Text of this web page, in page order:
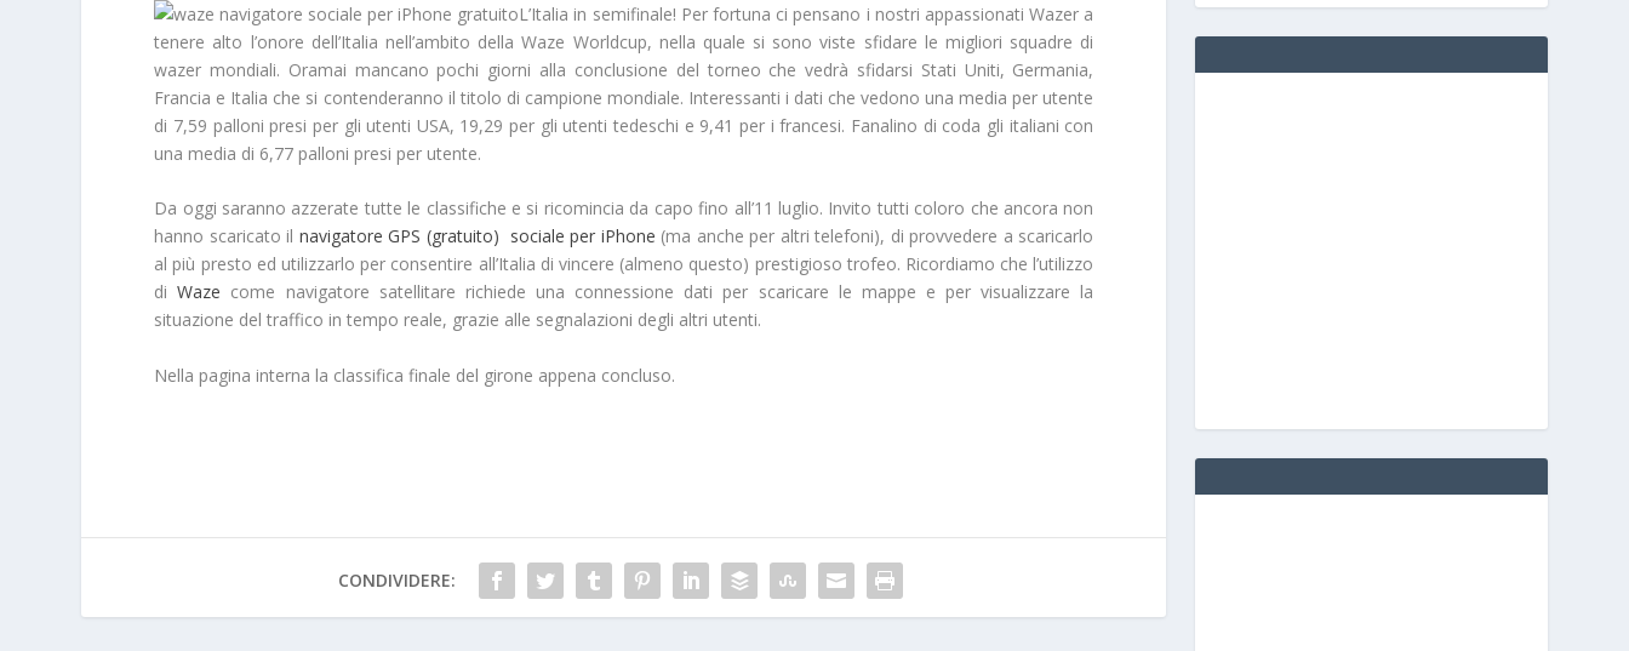
L’Italia in semifinale! Per fortuna ci pensano i nostri appassionati Wazer a
tenere alto l’onore dell’Italia nell’ambito della Waze Worldcup, nella quale si sono viste sfidare le migliori squadre di
wazer mondiali. Oramai mancano pochi giorni alla conclusione del torneo che vedrà sfidarsi Stati Uniti, Germania,
Francia e Italia che si contenderanno il titolo di campione mondiale. Interessanti i dati che vedono una media per utente
di 7,59 palloni presi per gli utenti USA, 19,29 per gli utenti tedeschi e 9,41 per i francesi. Fanalino di coda gli italiani con
una media di 6,77 palloni presi per utente.
Da oggi saranno azzerate tutte le classifiche e si ricomincia da capo fino all’11 luglio. Invito tutti coloro che ancora non
hanno scaricato il navigatore GPS (gratuito) sociale per iPhone (ma anche per altri telefoni), di provvedere a scaricarlo
al più presto ed utilizzarlo per consentire all’Italia di vincere (almeno questo) prestigioso trofeo. Ricordiamo che l’utilizzo
diWaze come navigatore satellitare richiede una connessione dati per scaricare le mappe e per visualizzare la
situazione del traffico in tempo reale, grazie alle segnalazioni degli altri utenti.
Nella pagina interna la classifica finale del girone appena concluso.
CONDIVIDERE: